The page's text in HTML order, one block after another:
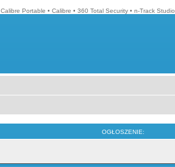
Calibre Portable • Calibre • 360 Total Security • n-Track Studio
OGŁOSZENIE: